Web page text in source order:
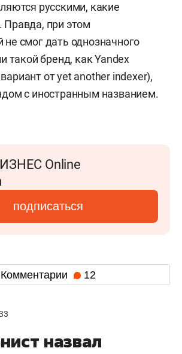
русскими, какие
при этом
не смог дать однозначного
такой бренд, как Yandex
от yet another indexer),
с иностранным названием.
Online
подписаться
Комментарии 12
назвал